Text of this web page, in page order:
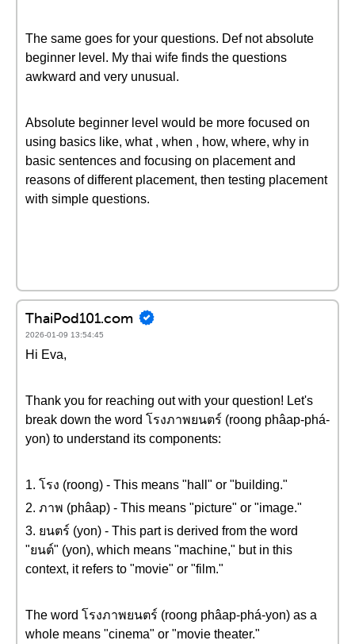
The same goes for your questions. Def not absolute
beginner level. My thai wife finds the questions
awkward and very unusual.
Absolute beginner level would be more focused on
using basics like, what , when , how, where, why in
basic sentences and focusing on placement and
reasons of different placement, then testing placement
with simple questions.
ThaiPod101.com
2026-01-09 13:54:45
Hi Eva,
Thank you for reaching out with your question! Let's
break down the word โรงภาพยนตร์ (roong phâap-phá-
yon) to understand its components:
1. โรง (roong) - This means "hall" or "building."
2. ภาพ (phâap) - This means "picture" or "image."
3. ยนตร์ (yon) - This part is derived from the word
"ยนต์" (yon), which means "machine," but in this
context, it refers to "movie" or "film."
The word โรงภาพยนตร์ (roong phâap-phá-yon) as a
whole means "cinema" or "movie theater."